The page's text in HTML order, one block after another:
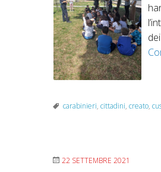
carabinieri, cittadini, creato,
22 SETTEMBRE 2021